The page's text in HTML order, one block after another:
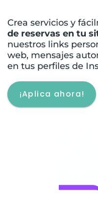
Crea servicios y
de reservas en tu
nuestros links
web, mensajes
en tus perfiles de
¡Aplica ahora!